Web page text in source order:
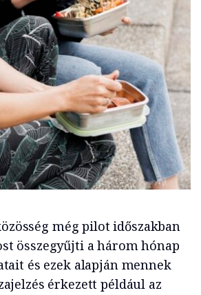
még pilot időszakban
összegyűjti a három hónap
és ezek alapján mennek
érkezett például az